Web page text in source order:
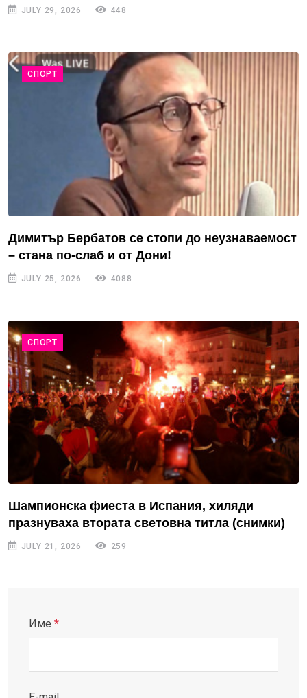
JULY 29, 2026 448
СПОРТ
Димитър Бербатов се стопи до неузнаваемост
– стана по-слаб и от Дони!
JULY 25, 2026 4088
СПОРТ
Шампионска фиеста в Испания, хиляди
празнуваха втората световна титла (снимки)
JULY 21, 2026 259
Име *